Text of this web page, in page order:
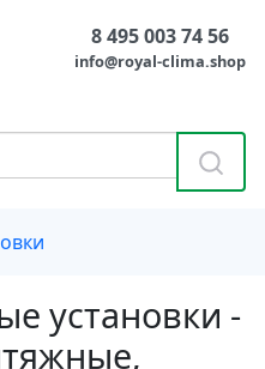
8 495 003 74 56
info@royal-clima.shop
установки -